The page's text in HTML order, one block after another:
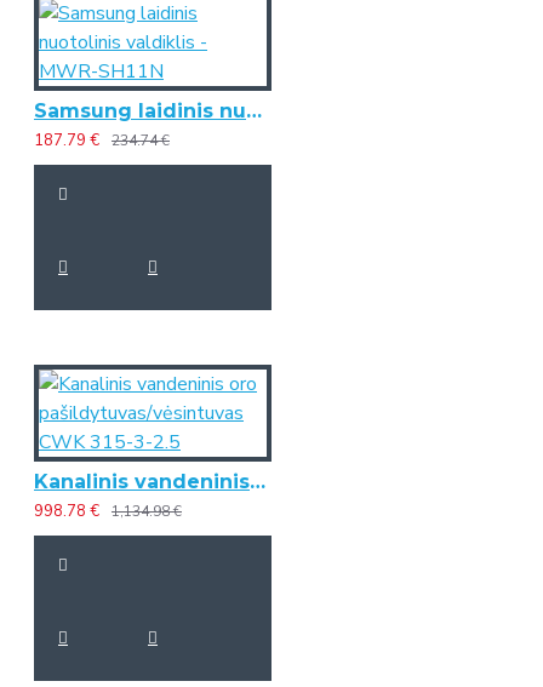
Samsung laidinis nuotolinis valdiklis - MWR-SH11N
187.79 € 234.74 €
Kanalinis vandeninis oro pašildytuvas/vėsintuvas CWK 315-3-2.5
998.78 € 1,134.98 €